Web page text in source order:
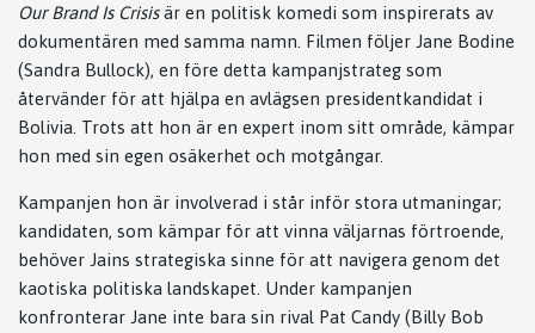
Our Brand Is Crisisär en politisk komedi som inspirerats av
dokumentären med samma namn. Filmen följer Jane Bodine
(Sandra Bullock), en före detta kampanjstrateg som
återvänder för att hjälpa en avlägsen presidentkandidat i
Bolivia. Trots att hon är en expert inom sitt område, kämpar
hon med sin egen osäkerhet och motgångar.
Kampanjen hon är involverad i står inför stora utmaningar;
kandidaten, som kämpar för att vinna väljarnas förtroende,
behöver Jains strategiska sinne för att navigera genom det
kaotiska politiska landskapet. Under kampanjen
konfronterar Jane inte bara sin rival Pat Candy (Billy Bob